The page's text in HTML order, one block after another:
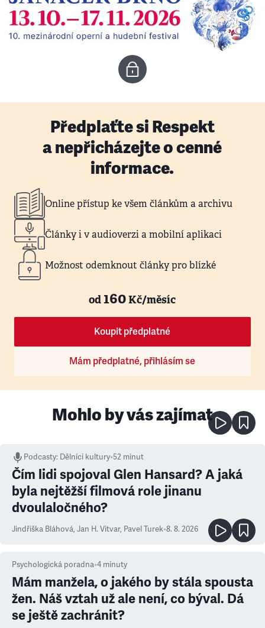
Předplaťte si Respekt
a nepřicházejte o cenné
informace.
Online přístup ke všem článkům a archivu
Články i v audioverzi a mobilní aplikaci
Možnost odemknout články pro blízké
od160Kč/měsíc
Koupit předplatné
Mám předplatné, přihlásím se
Mohlo by vás zajímat
Podcasty: Dělníci kultury•52 minut
Čím lidi spojoval Glen Hansard? A jaká
byla nejtěžší filmová role jinanu
dvoulaločného?
Jindřiška Bláhová, Jan H. Vitvar, Pavel Turek•8. 8. 2026
Psychologická poradna•4 minuty
Mám manžela, o jakého by stála spousta
žen. Náš vztah už ale není, co býval. Dá
se ještě zachránit?